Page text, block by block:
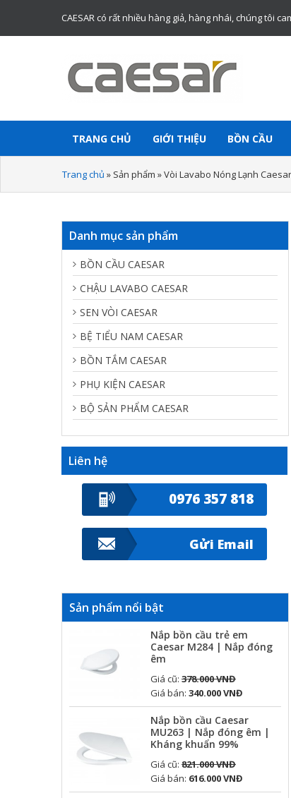
CAESAR có rất nhiều hàng giả, hàng nhái, chúng tôi
Caesar chính hãng.
TRANG CHỦ GIỚI THIỆU BỒN CẦU
Trang chủ » Sản phẩm »Vòi Lavabo Nóng Lạnh Caesar
Danh mục sản phẩm
BỒN CẦU CAESAR
CHẬU LAVABO CAESAR
SEN VÒI CAESAR
BỆ TIỂU NAM CAESAR
BỒN TẮM CAESAR
PHỤ KIỆN CAESAR
BỘ SẢN PHẨM CAESAR
Liên hệ
0976 357 818
Gửi Email
Sản phẩm nổi bật
Nắp bồn cầu trẻ em
Caesar M284 | Nắp đóng
êm
Giá cũ: 378.000 VNĐ
Giá bán: 340.000 VNĐ
Nắp bồn cầu Caesar
MU263 | Nắp đóng êm |
Kháng khuẩn 99%
Giá cũ: 821.000 VNĐ
Giá bán: 616.000 VNĐ